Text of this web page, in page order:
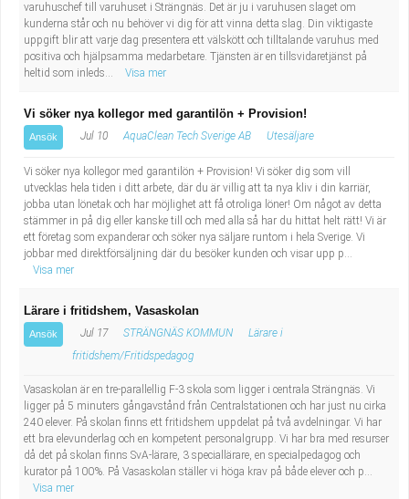
varuhuschef till varuhuset i Strängnäs. Det är ju i varuhusen slaget om
kunderna står och nu behöver vi dig för att vinna detta slag. Din viktigaste
uppgift blir att varje dag presentera ett välskött och tilltalande varuhus med
positiva och hjälpsamma medarbetare. Tjänsten är en tillsvidaretjänst på
heltid som inleds...
Visa mer
Vi söker nya kollegor med garantilön + Provision!
Ansök Jul 10 AquaClean Tech Sverige AB Utesäljare
Vi söker nya kollegor med garantilön + Provision! Vi söker dig som vill
utvecklas hela tiden i ditt arbete, där du är villig att ta nya kliv i din karriär,
jobba utan lönetak och har möjlighet att få otroliga löner! Om något av detta
stämmer in på dig eller kanske till och med alla så har du hittat helt rätt! Vi är
ett företag som expanderar och söker nya säljare runtom i hela Sverige. Vi
jobbar med direktförsäljning där du besöker kunden och visar upp p...
Visa mer
Lärare i fritidshem, Vasaskolan
Ansök Jul 17 STRÄNGNÄS KOMMUN
Lärare i
fritidshem/Fritidspedagog
Vasaskolan är en tre-parallellig F-3 skola som ligger i centrala Strängnäs. Vi
ligger på 5 minuters gångavstånd från Centralstationen och har just nu cirka
240 elever. På skolan finns ett fritidshem uppdelat på två avdelningar. Vi har
ett bra elevunderlag och en kompetent personalgrupp. Vi har bra med resurser
då det på skolan finns SvA-lärare, 3 speciallärare, en specialpedagog och
kurator på 100%. På Vasaskolan ställer vi höga krav på både elever och p...
Visa mer